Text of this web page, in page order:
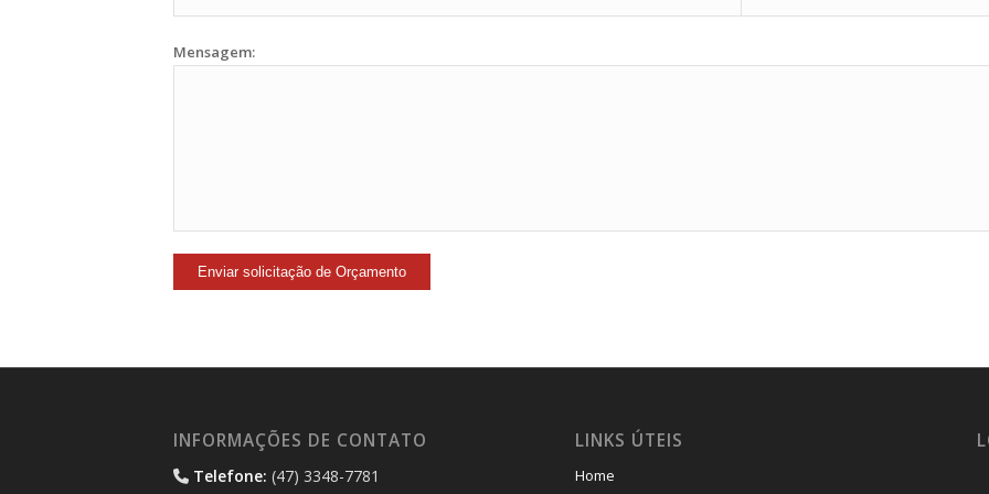
Mensagem:
INFORMAÇÕES DE CONTATO
Telefone: (47) 3348-7781
LINKS ÚTEIS
Home